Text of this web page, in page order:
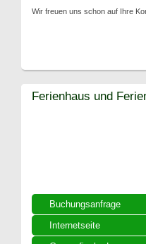
Wir freuen uns schon auf Ihre
Buchungsanfrage
Internetseite
Ferienhaus und